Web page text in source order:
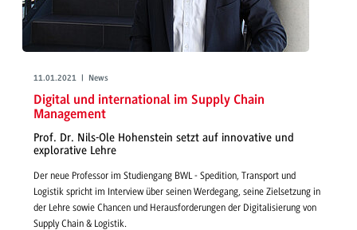
11.01.2021 | News
Digital und international im Supply Chain
Management
Prof. Dr. Nils-Ole Hohenstein setzt auf innovative und
explorative Lehre
Der neue Professor im Studiengang BWL - Spedition, Transport und
Logistik spricht im Interview über seinen Werdegang, seine Zielsetzung in
der Lehre sowie Chancen und Herausforderungen der Digitalisierung von
Supply Chain & Logistik.